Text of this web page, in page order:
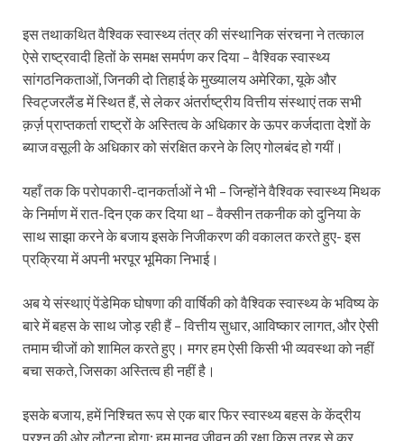
इस तथाकथित वैश्विक स्वास्थ्य तंत्र की संस्थानिक संरचना ने तत्काल
ऐसे राष्ट्रवादी हितों के समक्ष समर्पण कर दिया – वैश्विक स्वास्थ्य
सांगठनिकताओं, जिनकी दो तिहाई के मुख्यालय अमेरिका, यूके और
स्विट्जरलैंड में स्थित हैं, से लेकर अंतर्राष्ट्रीय वित्तीय संस्थाएं तक सभी
क़र्ज़ प्राप्तकर्ता राष्ट्रों के अस्तित्व के अधिकार के ऊपर कर्जदाता देशों के
ब्याज वसूली के अधिकार को संरक्षित करने के लिए गोलबंद हो गयीं।
यहाँ तक कि परोपकारी-दानकर्ताओं ने भी – जिन्होंने वैश्विक स्वास्थ्य मिथक
के निर्माण में रात-दिन एक कर दिया था – वैक्सीन तकनीक को दुनिया के
साथ साझा करने के बजाय इसके निजीकरण की वकालत करते हुए- इस
प्रक्रिया में अपनी भरपूर भूमिका निभाई।
अब ये संस्थाएं पेंडेमिक घोषणा की वार्षिकी को वैश्विक स्वास्थ्य के भविष्य के
बारे में बहस के साथ जोड़ रही हैं – वित्तीय सुधार, आविष्कार लागत, और ऐसी
तमाम चीजों को शामिल करते हुए। मगर हम ऐसी किसी भी व्यवस्था को नहीं
बचा सकते, जिसका अस्तित्व ही नहीं है।
इसके बजाय, हमें निश्चित रूप से एक बार फिर स्वास्थ्य बहस के केंद्रीय
प्रश्न की ओर लौटना होगा: हम मानव जीवन की रक्षा किस तरह से कर